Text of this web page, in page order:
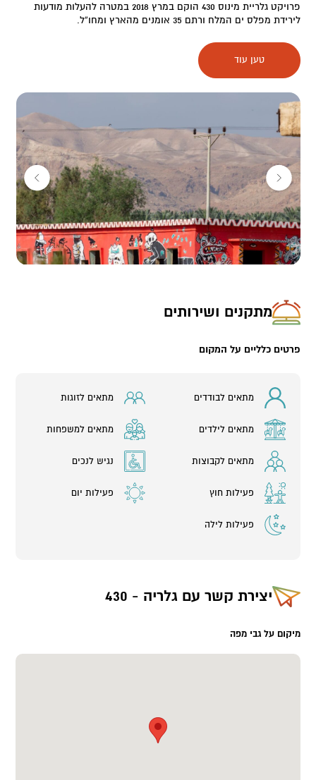
פרויקט גלריית מינוס 430 הוקם במרץ 2018 במטרה להעלות מודעות
לירידת מפלס ים המלח ורתם 35 אומנים מהארץ ומחו”ל.
גלריית מינוס 430 הינה מרחב פתוח של אומנות, אמירה ונוף. הצלת ים
המלח, חיות וטבע המקום, ודו הקיום השורר בין תושבי האזור
המרכיבים פסיפס של כל שלושת הדתות הגדולות – עומדים בחזית
וייחודית.
טען עוד
מתקנים ושירותים
פרטים כלליים על המקום
מתאים לבודדים מתאים לזוגות
מתאים לילדים מתאים למשפחות
מתאים לקבוצות נגיש לנכים
פעילות חוץ פעילות יום
פעילות לילה
יצירת קשר עם גלריה - 430
מיקום על גבי מפה